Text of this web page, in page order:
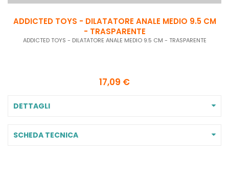
ADDICTED TOYS - DILATATORE ANALE MEDIO 9.5 CM
- TRASPARENTE
ADDICTED TOYS - DILATATORE ANALE MEDIO 9.5 CM - TRASPARENTE
17,09 €
DETTAGLI
SCHEDA TECNICA